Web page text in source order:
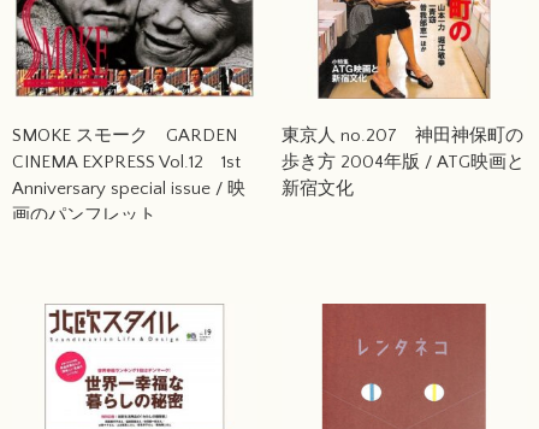
SMOKE スモーク GARDEN
CINEMA EXPRESS Vol.12 1st
Anniversary special issue / 映
画のパンフレット
東京人 no.207 神田神保町の
歩き方 2004年版 / ATG映画と
新宿文化